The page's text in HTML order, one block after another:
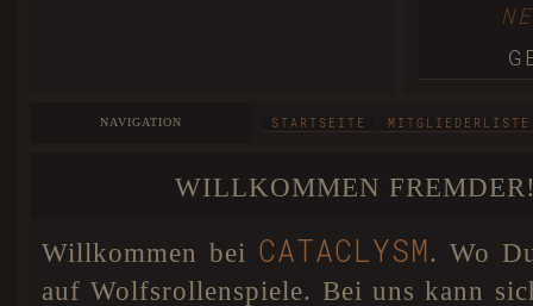
wir begrüßen offiziell unsere Neuzugänge und heißen
Das Forum wurde im Zuge der
DSGVO einigen Veränderungen unterzogen. Sollten
07. JAN 18 Cataclysm hat nun für Anthrador
eine interaktive Karte. Dies bedeutet, dass ihr euren
Wolf absofort selbst auf unserer Karte positionieren
wolkenlos,
BEGGARS
18. Oktober
NAVIGATION STARTSEITE MITGLIEDERLISTE
WILLKOMMEN
Willkommen bei CATACLYSM. Wo
auf Wolfsrollenspiele. Bei uns kann